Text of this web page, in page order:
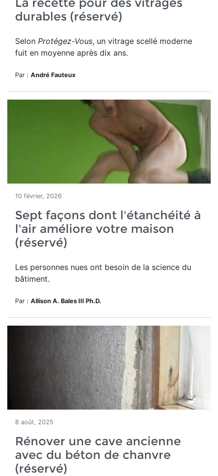
durables (réservé)
Selon Protégez-Vous, un vitrage scellé moderne
fuit en moyenne après dix ans.
Par : André Fauteux
10 février, 2026
Sept façons dont l'étanchéité à
l'air améliore votre maison
(réservé)
Les personnes nues ont besoin de la science du
bâtiment.
Par : Allison A. Bales III Ph.D.
8 août, 2025
Rénover une cave ancienne
avec du béton de chanvre
(réservé)